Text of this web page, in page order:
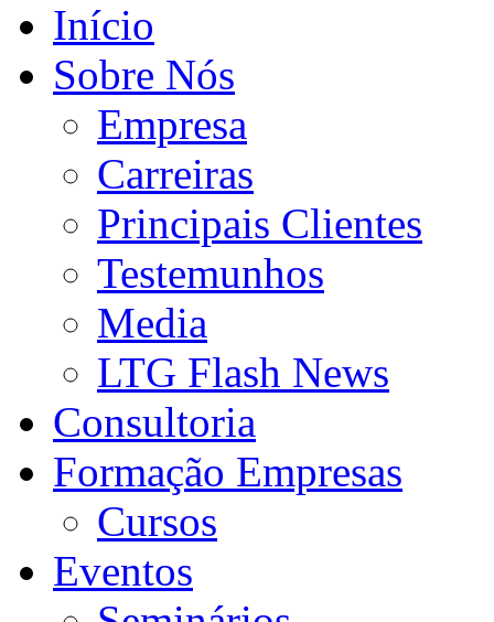
Início
Sobre Nós
Empresa
Carreiras
Principais Clientes
Testemunhos
Media
LTG Flash News
Consultoria
Formação Empresas
Cursos
Eventos